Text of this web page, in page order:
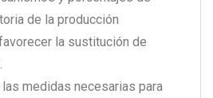
de la producción
la sustitución de
medidas necesarias para